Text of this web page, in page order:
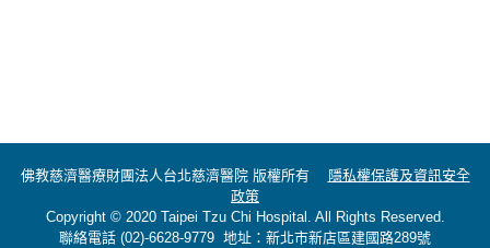
佛教慈濟醫療財團法人台北慈濟醫院 版權所有 隱私權保護及資訊安全
政策
Copyright © 2020 Taipei Tzu Chi Hospital. All Rights Reserved.
聯絡電話 (02)-6628-9779 地址：新北市新店區建國路289號